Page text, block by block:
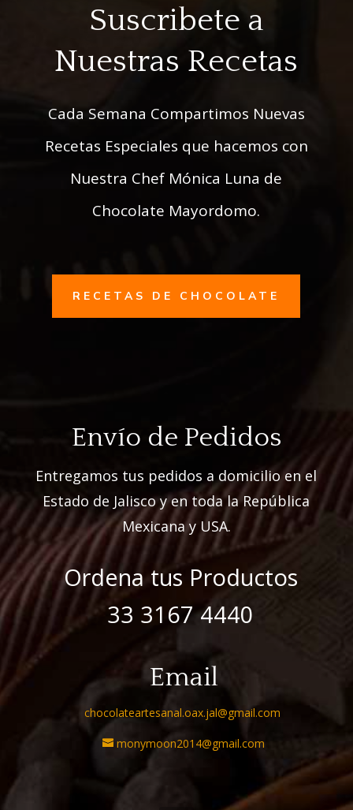
Suscribete a
Nuestras Recetas
Cada Semana Compartimos Nuevas
Recetas Especiales que hacemos con
Nuestra Chef Mónica Luna de
Chocolate Mayordomo.
RECETAS DE CHOCOLATE
Envío de Pedidos
Entregamos tus pedidos a domicilio en el
Estado de Jalisco y en toda la República
Mexicana y USA.
Ordena tus Productos
33 3167 4440
Email
chocolateartesanal.oax.jal@gmail.com
monymoon2014@gmail.com